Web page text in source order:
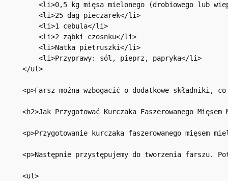
<li>0,5 kg mięsa mielonego (drobiowego lub
    <li>25 dag pieczarek</li>
    <li>1 cebula</li>
    <li>2 ząbki czosnku</li>
    <li>Natka pietruszki</li>
    <li>Przyprawy: sól, pieprz, papryka</li>
</ul>
<p>Farsz można wzbogacić o dodatkowe
<h2>Jak Przygotować Kurczaka Faszerowanego Mięsem
<p>Przygotowanie kurczaka faszerowanego
<p>Następnie przystępujemy do tworzenia farszu.
<ul>